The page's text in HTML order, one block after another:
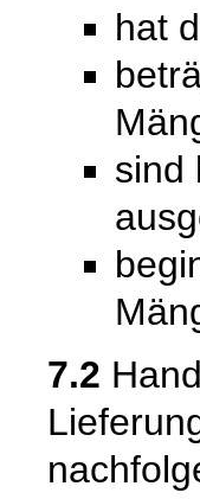
hat
sind
7.2